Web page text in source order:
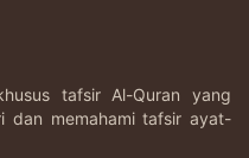
tafsir Al-Quran yang
dan memahami tafsir ayat-